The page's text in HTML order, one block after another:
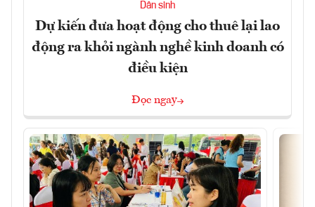
Dân sinh
Dự kiến đưa hoạt động cho thuê lại lao
động ra khỏi ngành nghề kinh doanh có
điều kiện
Đọc ngay